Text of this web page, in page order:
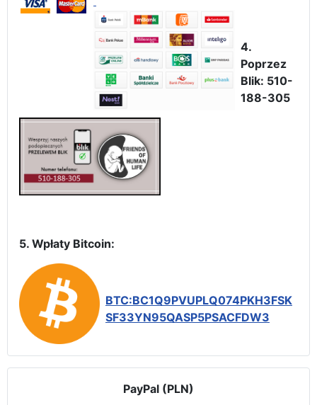
4.
Poprzez
Blik: 510-
188-305
5. Wpłaty Bitcoin:
BTC:BC1Q9PVUPLQ074PKH3FSK
SF33YN95QASP5PSACFDW3
PayPal (PLN)